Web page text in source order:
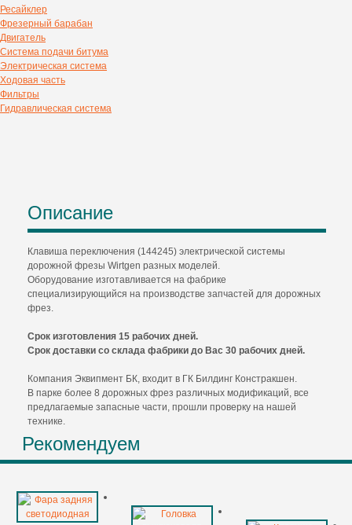
Ресайклер
Фрезерный барабан
Двигатель
Система подачи битума
Электрическая система
Ходовая часть
Фильтры
Гидравлическая система
Описание
Клавиша переключения (144245) электрической системы
дорожной фрезы Wirtgen разных моделей.
Оборудование изготавливается на фабрике
специализирующийся на производстве запчастей для дорожных
фрез.
Срок изготовления 15 рабочих дней.
Срок доставки со склада фабрики до Вас 30 рабочих дней.
Компания Эквипмент БК, входит в ГК Билдинг Констракшен.
В парке более 8 дорожных фрез различных модификаций, все
предлагаемые запасные части, прошли проверку на нашей
технике.
Рекомендуем